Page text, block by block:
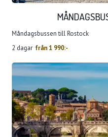
Måndagsbussen till Rostock
2 dagar från1 990:-